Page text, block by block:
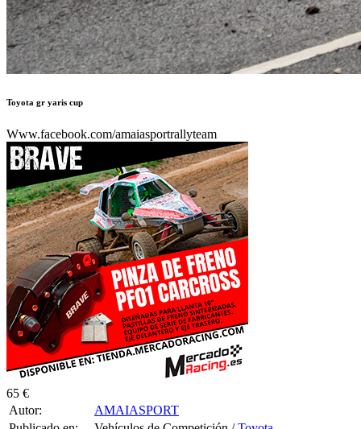
Toyota gr yaris cup
Www.facebook.com/amaiasportrallyteam
65 €
Autor:
AMAIASPORT